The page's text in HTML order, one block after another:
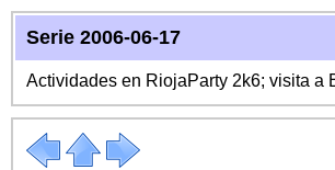
Serie 2006-06-17
Actividades en RiojaParty 2k6; visita a